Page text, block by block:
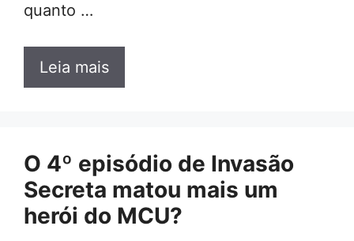
quanto …
Leia mais
O 4º episódio de Invasão
Secreta matou mais um
herói do MCU?